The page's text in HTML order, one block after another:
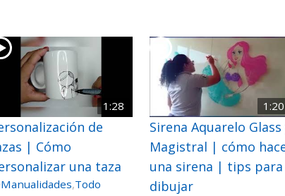
1:28
de
| Cómo
una taza
Manualidades,Todo
1:20
Sirena Aquarelo Glass
Magistral | cómo
una sirena | tips para
dibujar